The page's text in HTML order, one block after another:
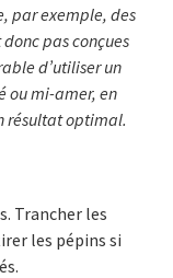
par exemple, des
pas conçues
d’utiliser un
ou mi-amer, en
résultat optimal.
Trancher les
les pépins si